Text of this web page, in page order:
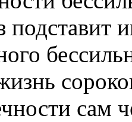
подставит
сам